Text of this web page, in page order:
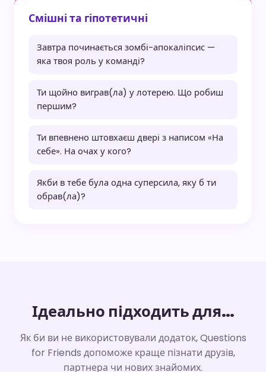
Смішні та гіпотетичні
Завтра починається зомбі-апокаліпсис —
яка твоя роль у команді?
Ти щойно виграв(ла) у лотерею. Що робиш
першим?
Ти впевнено штовхаєш двері з написом «На
себе». На очах у кого?
Якби в тебе була одна суперсила, яку б ти
обрав(ла)?
Ідеально підходить для…
Як би ви не використовували додаток, Questions
for Friends допоможе краще пізнати друзів,
партнера чи нових знайомих.